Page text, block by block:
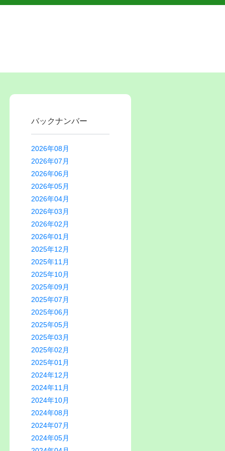
バックナンバー
2026年08月
2026年07月
2026年06月
2026年05月
2026年04月
2026年03月
2026年02月
2026年01月
2025年12月
2025年11月
2025年10月
2025年09月
2025年07月
2025年06月
2025年05月
2025年03月
2025年02月
2025年01月
2024年12月
2024年11月
2024年10月
2024年08月
2024年07月
2024年05月